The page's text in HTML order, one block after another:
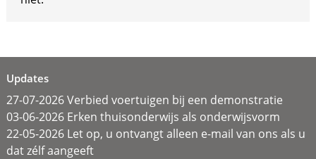
Updates
27-07-2026 Verbied voertuigen bij een demonstratie
03-06-2026 Erken thuisonderwijs als onderwijsvorm
22-05-2026 Let op, u ontvangt alleen e-mail van ons als u
dat zélf aangeeft